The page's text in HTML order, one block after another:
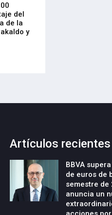
del
de la
y
Artículos recientes
BBVA
de euros de
semestre de
anuncia un